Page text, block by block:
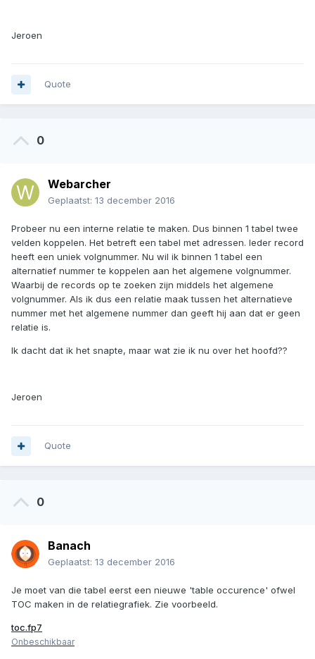
Jeroen
Quote
0
Webarcher
Geplaatst: 13 december 2016
Probeer nu een interne relatie te maken. Dus binnen 1 tabel twee
velden koppelen. Het betreft een tabel met adressen. Ieder record
heeft een uniek volgnummer. Nu wil ik binnen 1 tabel een
alternatief nummer te koppelen aan het algemene volgnummer.
Waarbij de records op te zoeken zijn middels het algemene
volgnummer. Als ik dus een relatie maak tussen het alternatieve
nummer met het algemene nummer dan geeft hij aan dat er geen
relatie is.
Ik dacht dat ik het snapte, maar wat zie ik nu over het hoofd??
Jeroen
Quote
0
Banach
Geplaatst: 13 december 2016
Je moet van die tabel eerst een nieuwe 'table occurence' ofwel
TOC maken in de relatiegrafiek. Zie voorbeeld.
toc.fp7
Onbeschikbaar